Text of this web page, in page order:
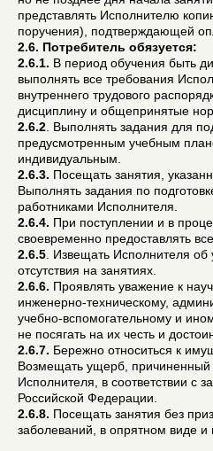
представлять Исполнителю
поручения), подтверждающей
2.6. Потребитель обязуется:
2.6.1. В период обучения быть
выполнять все требования
внутреннего трудового
дисциплину и общепринятые
2.6.2 . Выполнять задания для
предусмотренным учебным
индивидуальным.
2.6.3. Посещать занятия,
Выполнять задания по
работниками Исполнителя.
2.6.4. При поступлении и в
своевременно предоставлять
2.6.5 . Извещать Исполнителя
отсутствия на занятиях.
2.6.6. Проявлять уважение к
инженерно-техническому,
учебно-вспомогательному и
не посягать на их честь и
2.6.7. Бережно относиться к
Возмещать ущерб,
Исполнителя, в соответствии с
Российской Федерации.
2.6.8. Посещать занятия без
заболеваний, в опрятном виде и